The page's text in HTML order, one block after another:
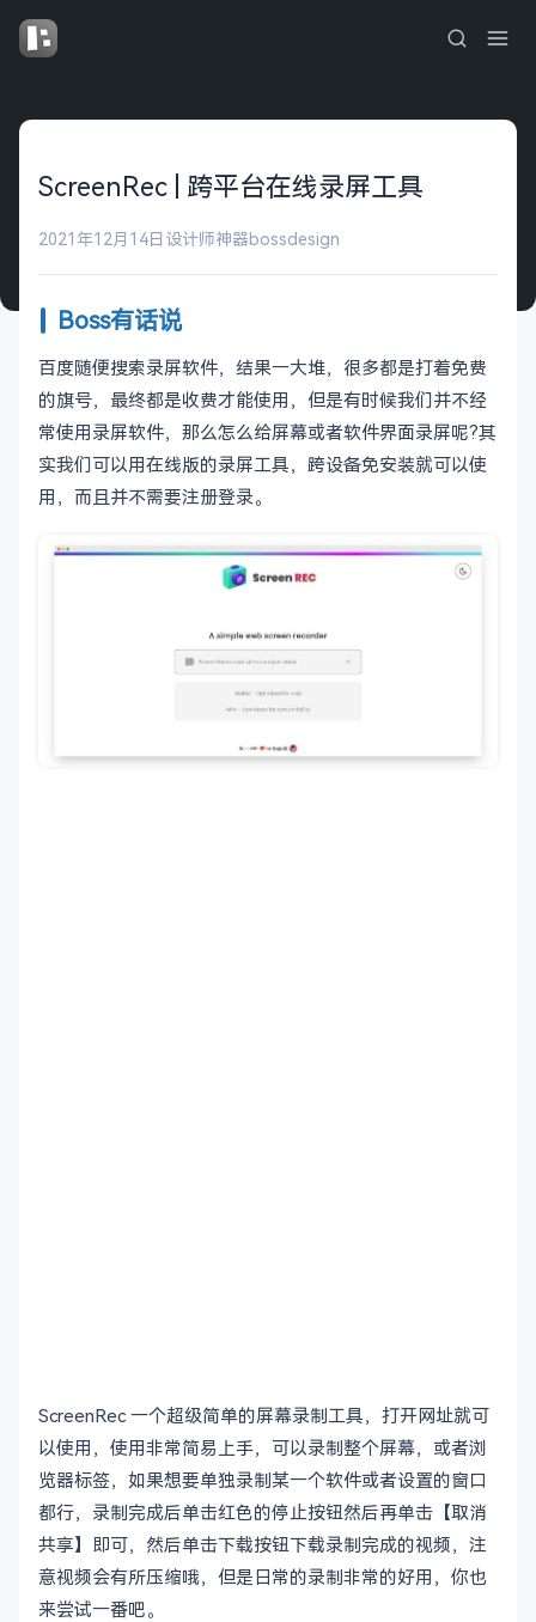
ScreenRec | 跨平台在线录屏工具
2021年12月14日 设计师神器bossdesign
Boss有话说
百度随便搜索录屏软件，结果一大堆，很多都是打着免费
的旗号，最终都是收费才能使用，但是有时候我们并不经
常使用录屏软件，那么怎么给屏幕或者软件界面录屏呢?其
实我们可以用在线版的录屏工具，跨设备免安装就可以使
用，而且并不需要注册登录。
ScreenRec 一个超级简单的屏幕录制工具，打开网址就可
以使用，使用非常简易上手，可以录制整个屏幕，或者浏
览器标签，如果想要单独录制某一个软件或者设置的窗口
都行，录制完成后单击红色的停止按钮然后再单击【取消
共享】即可，然后单击下载按钮下载录制完成的视频，注
意视频会有所压缩哦，但是日常的录制非常的好用，你也
来尝试一番吧。